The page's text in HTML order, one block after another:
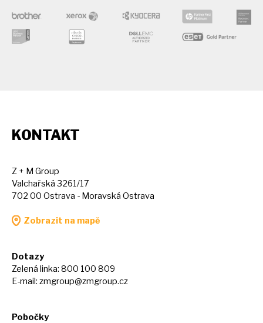
KONTAKT
Z + M Group
Valchařská 3261/17
702 00 Ostrava - Moravská Ostrava
Zobrazit na mapě
Dotazy
Zelená linka: 800 100 809
E-mail: zmgroup@zmgroup.cz
Pobočky